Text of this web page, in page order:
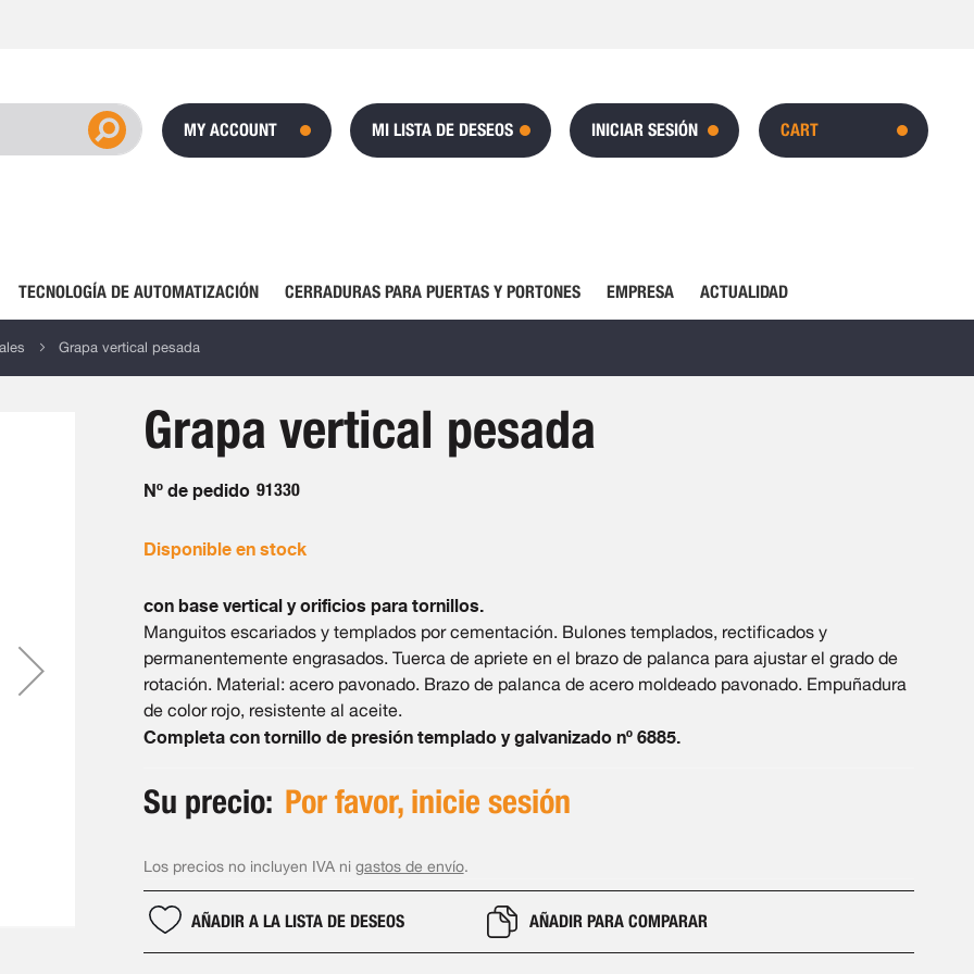
CART
MY ACCOUNT MI LISTA DE DESEOS INICIAR SESIÓN
TECNOLOGÍA DE AUTOMATIZACIÓN CERRADURAS PARA PUERTAS Y PORTONES EMPRESA ACTUALIDAD
Grapa vertical pesada
Grapa vertical pesada
Nº de pedido 91330
Disponible en stock
con base vertical y orificios para tornillos.
Manguitos escariados y templados por cementación. Bulones templados, rectificados y
permanentemente engrasados. Tuerca de apriete en el brazo de palanca para ajustar el grado de
rotación. Material: acero pavonado. Brazo de palanca de acero moldeado pavonado. Empuñadura
de color rojo, resistente al aceite.
Completa con tornillo de presión templado y galvanizado nº 6885.
Su precio: Por favor, inicie sesión
Los precios no incluyen IVA ni gastos de envío.
AÑADIR A LA LISTA DE DESEOS AÑADIR PARA COMPARAR